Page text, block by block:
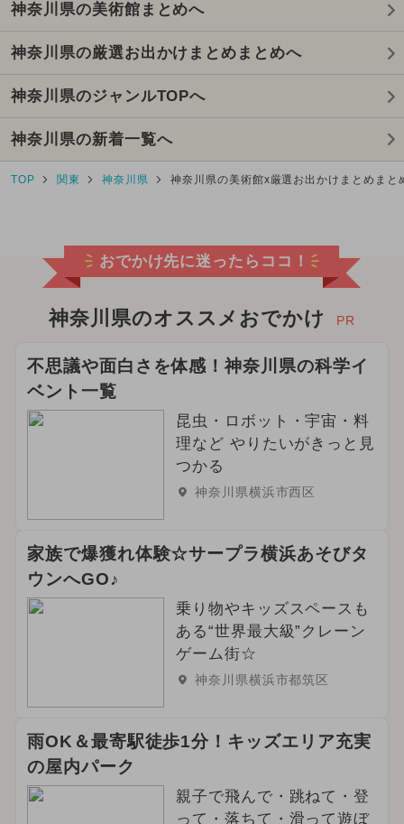
神奈川県の美術館まとめへ
神奈川県の厳選お出かけまとめまとめへ
神奈川県のジャンルTOPへ
神奈川県の新着一覧へ
TOP 関東 神奈川県 神奈川県の美術館x厳選お出かけまとめまと
おでかけ先に迷ったらココ！
神奈川県のオススメおでかけ PR
不思議や面白さを体感！神奈川県の科学イ
ベント一覧
昆虫・ロボット・宇宙・料
理など やりたいがきっと見
つかる
神奈川県横浜市西区
家族で爆獲れ体験☆サープラ横浜あそびタ
ウンへGO♪
乗り物やキッズスペースも
ある“世界最大級”クレーン
ゲーム街☆
神奈川県横浜市都筑区
雨OK＆最寄駅徒歩1分！キッズエリア充実
の屋内パーク
親子で飛んで・跳ねて・登
って・落ちて・滑って遊ぼ